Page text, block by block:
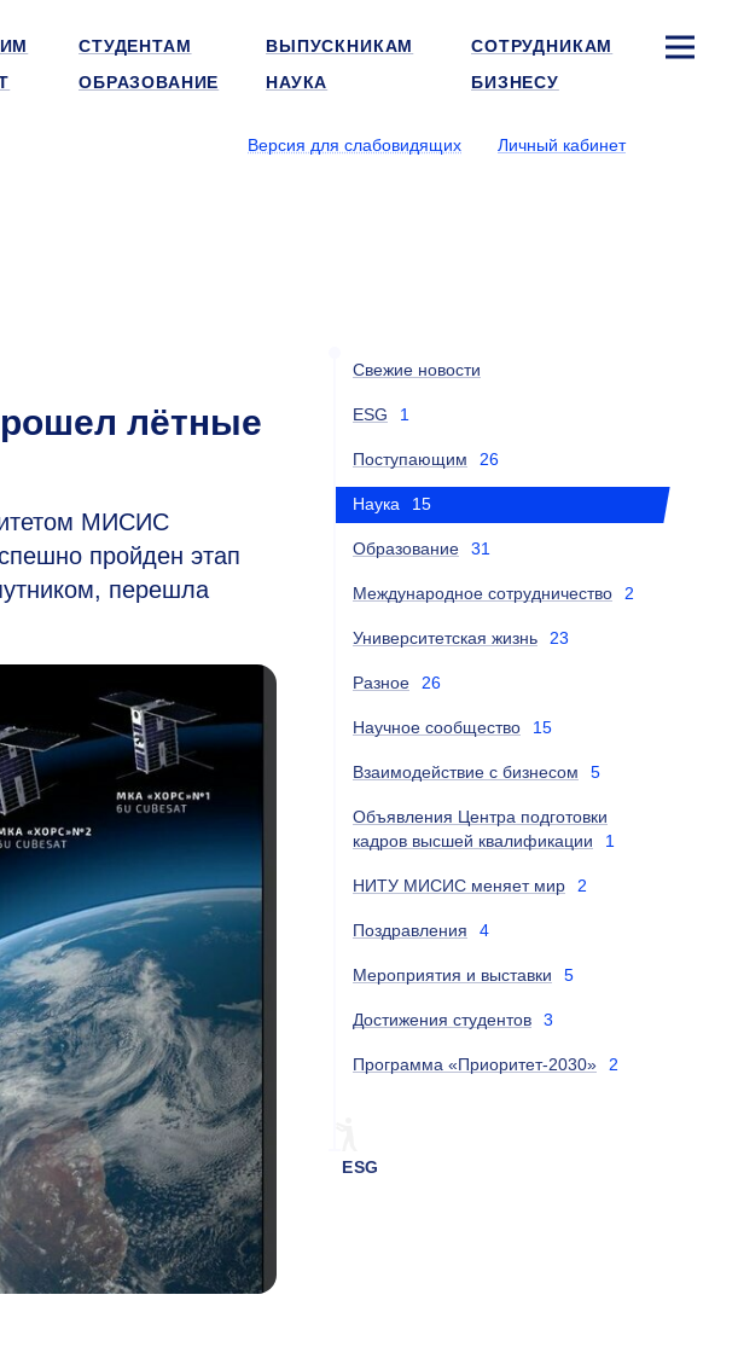
СТУДЕНТАМ ВЫПУСКНИКАМ
СОТРУДНИКАМ
ОБРАЗОВАНИЕ НАУКА БИЗНЕСУ
Версия для слабовидящих
Личный кабинет
лётные
МИСИС
пройден этап
перешла
Свежие новости
ESG 1
Поступающим 26
Наука 15
Образование 31
Международное сотрудничество 2
Университетская жизнь 23
Разное 26
Научное сообщество 15
Взаимодействие с бизнесом 5
Объявления Центра подготовки
кадров высшей квалификации
1
НИТУ МИСИС меняет мир 2
Поздравления 4
Мероприятия и выставки 5
Достижения студентов 3
Программа «Приоритет-2030» 2
ESG